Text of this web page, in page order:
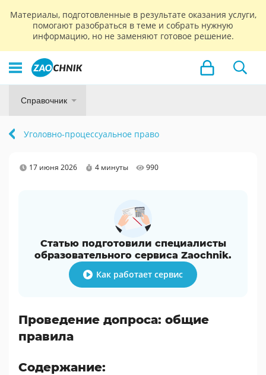
Материалы, подготовленные в результате оказания услуги,
помогают разобраться в теме и собрать нужную
информацию, но не заменяют готовое решение.
Справочник
Уголовно-процессуальное право
17 июня 2026 4 минуты 990
Статью подготовили специалисты
образовательного сервиса Zaochnik.
Как работает сервис
Проведение допроса: общие
правила
Содержание: